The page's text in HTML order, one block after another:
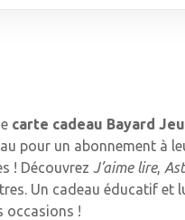
carte cadeau Bayard
pour un abonnement à
! Découvrez J’aime lire,
Un cadeau éducatif et
occasions !